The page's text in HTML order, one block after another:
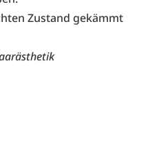
Zustand gekämmt